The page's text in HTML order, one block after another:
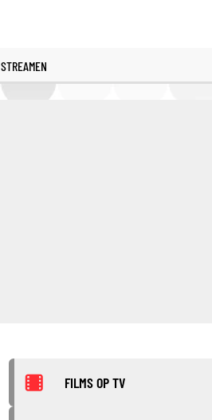
STREAMEN
FILMS OP TV